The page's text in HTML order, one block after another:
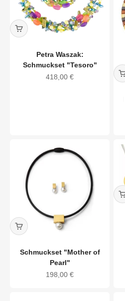
Petra Waszak:
Schmuckset "Tesoro"
Angebot
418,00 €
Schmuckset "Mother of
Pearl"
Angebot
198,00 €